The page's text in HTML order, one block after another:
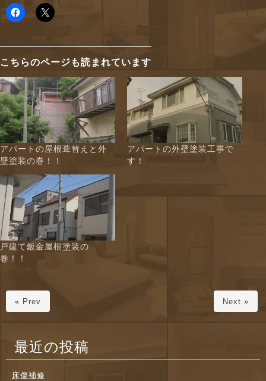
こちらのページも読まれています
アパートの屋根葺替えと外
壁塗装の巻！！
アパートの外壁塗装工事で
す！
戸建て鈑金屋根塗装の
巻！！
« Prev Next »
最近の投稿
床傷補修